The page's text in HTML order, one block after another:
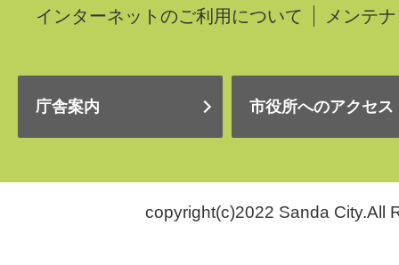
インターネットのご利用について
メンテ
庁舎案内 市役所へのアクセス
copyright(c)2022 Sanda City.All